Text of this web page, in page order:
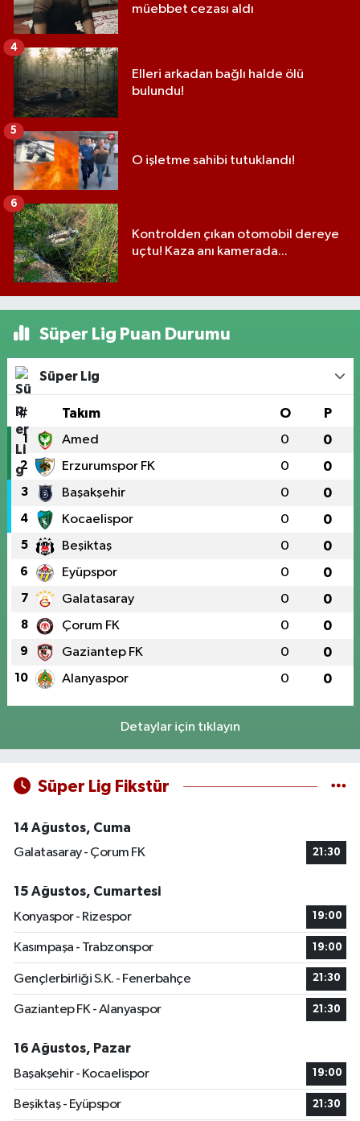
müebbet cezası aldı
Elleri arkadan bağlı halde ölü
bulundu!
4
O işletme sahibi tutuklandı!
5
Kontrolden çıkan otomobil dereye
uçtu! Kaza anı kamerada...
6
Süper Lig Puan Durumu
Süper Lig
# Takım O P
1 Amed 0 0
2 Erzurumspor FK 0 0
3 Başakşehir 0 0
4 Kocaelispor 0 0
5 Beşiktaş 0 0
6 Eyüpspor 0 0
7 Galatasaray 0 0
8 Çorum FK 0 0
9 Gaziantep FK 0 0
10 Alanyaspor 0 0
Detaylar için tıklayın
Süper Lig Fikstür
14 Ağustos, Cuma
Galatasaray - Çorum FK
21:30
15 Ağustos, Cumartesi
Konyaspor - Rizespor
19:00
Kasımpaşa - Trabzonspor 19:00
Gençlerbirliği S.K. - Fenerbahçe 21:30
Gaziantep FK - Alanyaspor 21:30
16 Ağustos, Pazar
Başakşehir - Kocaelispor
19:00
Beşiktaş - Eyüpspor 21:30